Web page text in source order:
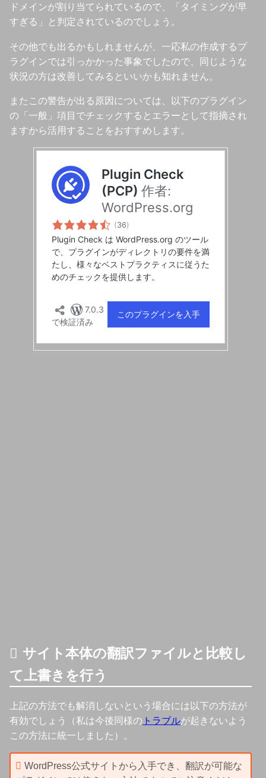
ドメインが割り当てられているので、「タイミングが早
すぎる」と判定されているのでしょう。
その他でも出るかもしれませんが、一応私の作成するプ
ラグインでは引っかかった事象でしたので、同じような
状況の方は改善してみるといいかも知れません。
またこの警告が出る原因については、以下のプラグイン
の「一般」項目でチェックするとエラーとして指摘され
ますから活用することをおすすめします。
サイト本体の翻訳ファイルと比較し
て上書きを行う
上記の方法でも解消しないという場合には以下の方法が
有効でしょう（私は今後同様の トラブルが起きないよう
この方法に統一しました）。
WordPress公式サイトから入手でき、翻訳が可能な